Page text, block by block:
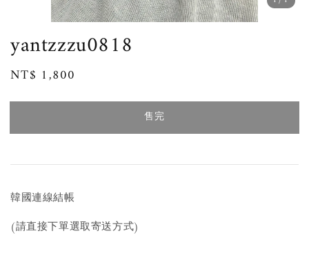
yantzzzu0818
Regular
NT$ 1,800
售完
韓國連線結帳
(請直接下單選取寄送方式)